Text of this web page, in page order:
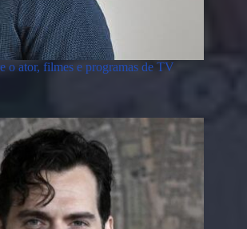
o ator, filmes e programas de TV